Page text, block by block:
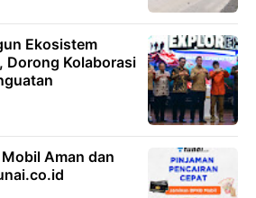
Ekosistem
Dorong Kolaborasi
Aman dan